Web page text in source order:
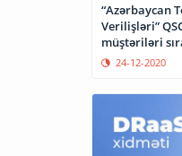
“Azərbaycan
Verilişləri”
müştəriləri
24-12-2020